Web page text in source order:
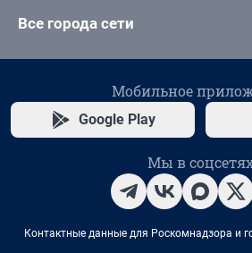
Все города сети
Мобильное
Google Play
Мы в
Контактные данные для Роскомнадзора и